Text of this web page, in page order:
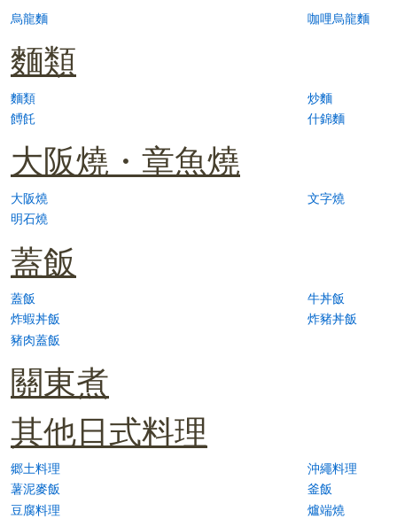
烏龍麵 咖哩烏龍麵
麵類
麵類
炒麵
餺飥
什錦麵
大阪燒・章魚燒
大阪燒
文字燒
明石燒
蓋飯
蓋飯
牛丼飯
炸蝦丼飯
炸豬丼飯
豬肉蓋飯
關東煮
其他日式料理
郷土料理
沖繩料理
薯泥麥飯
釜飯
豆腐料理
爐端燒